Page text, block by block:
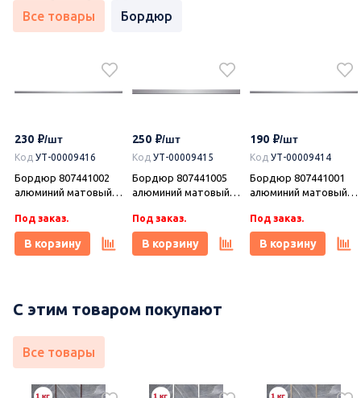
Все товары Бордюр
230
Код УТ-00009416
Бордюр 807441002
алюминий матовый
Под заказ.
В корзину
250
Код УТ-00009415
Бордюр 807441005
алюминий матовый
(Азори)
Под заказ.
В корзину
190
Код УТ-00009414
Бордюр 807441001
алюминий матовый
(Азори)
Под заказ.
В корзину
995
Код УТ-00020824
Плитка 00-00110421
Плитка 00-00110186
Плитка 00-00110184
С этим товаром покупают
Все товары